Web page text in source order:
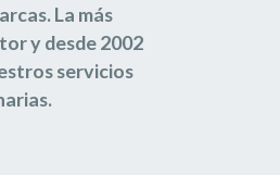
La más
y desde 2002
servicios